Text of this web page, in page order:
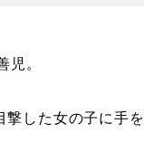
児。
撃した女の子に手を